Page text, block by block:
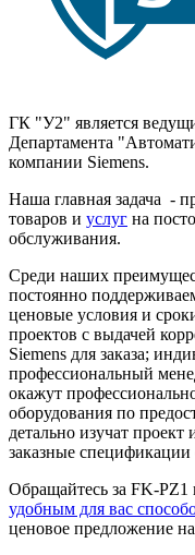
ГК "У2" является
Департамента
компании Siemens.
Наша главная задача -
товаров и услуг на
обслуживания.
Среди наших
постоянно
ценовые условия и
проектов с выдачей
Siemens для заказа;
профессиональный
окажут
оборудования по
детально изучат
заказные
Обращайтесь за FK-
удобным для вас
ценовое предложение